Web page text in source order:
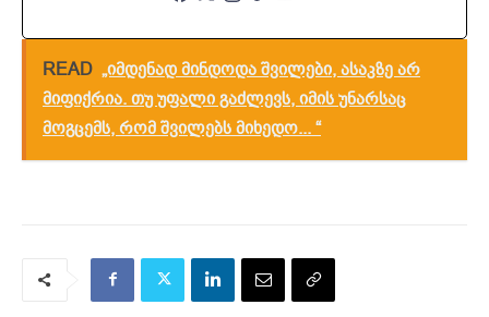
READ „იმდენად მინდოდა შვილები, ასაკზე არ
მიფიქრია. თუ უფალი გაძლევს, იმის უნარსაც
მოგცემს, რომ შვილებს მიხედო... “